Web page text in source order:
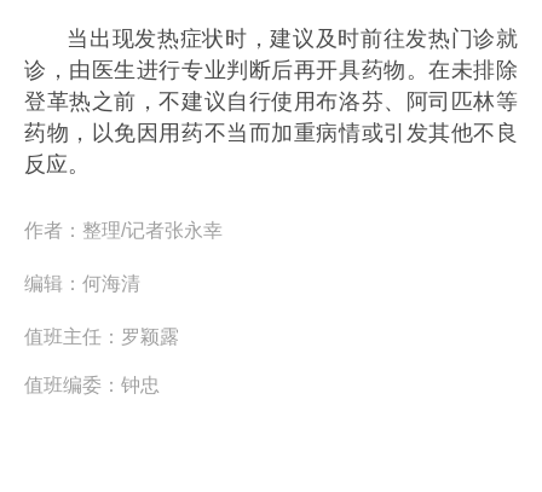
当出现发热症状时，建议及时前往发热门诊就
诊，由医生进行专业判断后再开具药物。在未排除
登革热之前，不建议自行使用布洛芬、阿司匹林等
药物，以免因用药不当而加重病情或引发其他不良
反应。
作者： 整理/记者张永幸
编辑： 何海清
值班主任： 罗颖露
值班编委： 钟忠